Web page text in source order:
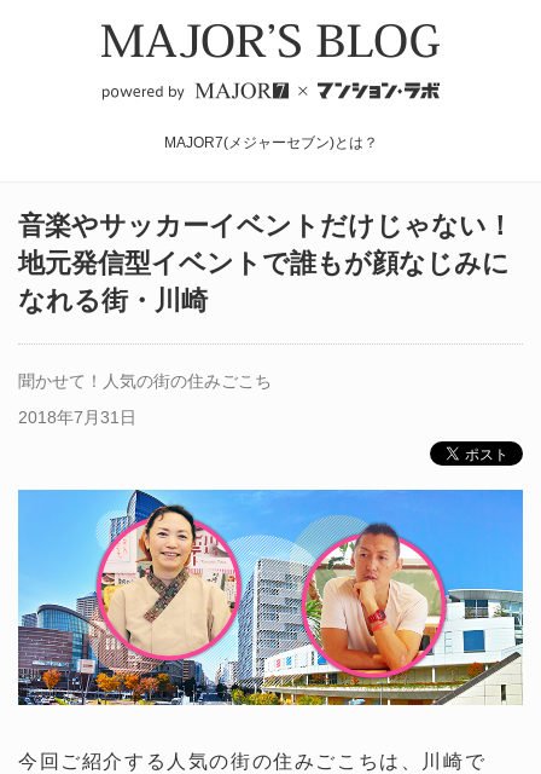
MAJOR7(メジャーセブン)とは？
音楽やサッカーイベントだけじゃない！
地元発信型イベントで誰もが顔なじみに
なれる街・川崎
聞かせて！人気の街の住みごこち
2018年7月31日
今回ご紹介する人気の街の住みごこちは、川崎で